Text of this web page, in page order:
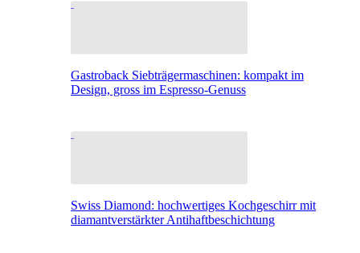
Gastroback Siebträgermaschinen: kompakt im
Design, gross im Espresso-Genuss
Swiss Diamond: hochwertiges Kochgeschirr mit
diamantverstärkter Antihaftbeschichtung